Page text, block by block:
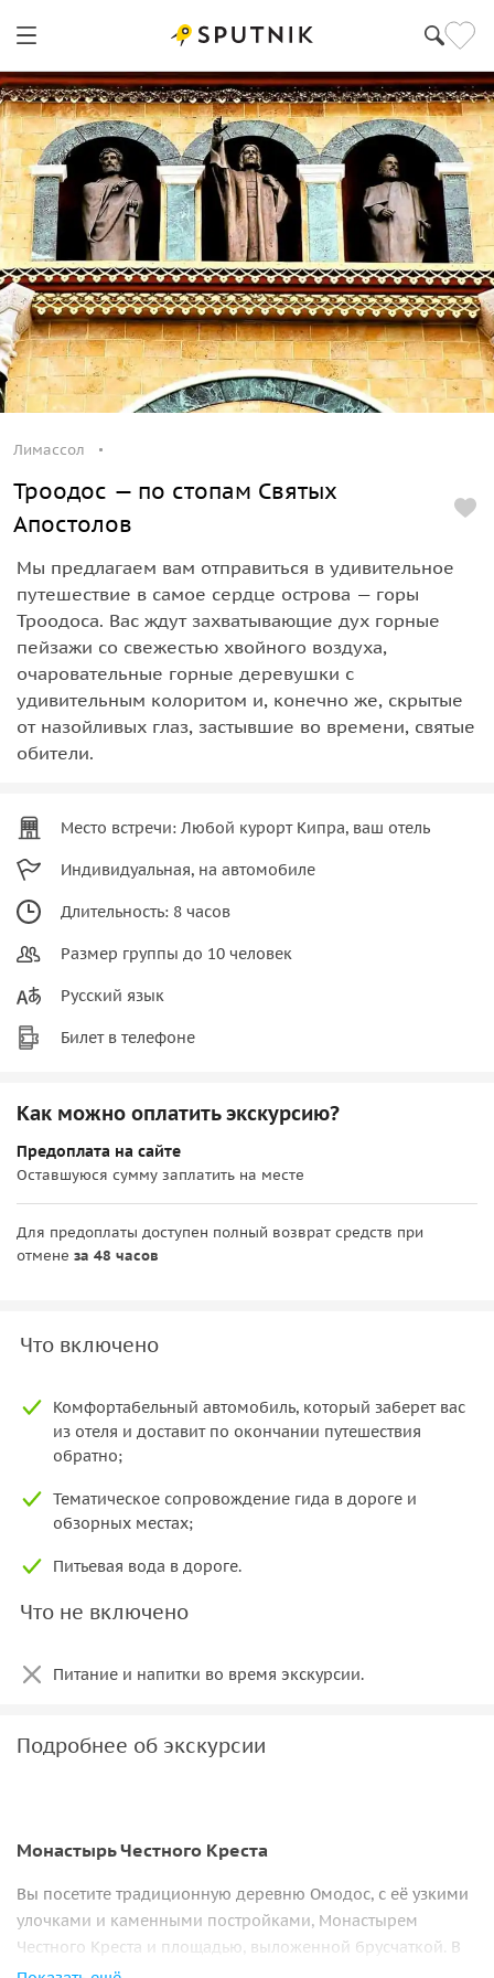
Лимассол
Троодос — по стопам Святых
Апостолов
Мы предлагаем вам отправиться в удивительное
путешествие в самое сердце острова — горы
Троодоса. Вас ждут захватывающие дух горные
пейзажи со свежестью хвойного воздуха,
очаровательные горные деревушки с
удивительным колоритом и, конечно же, скрытые
от назойливых глаз, застывшие во времени, святые
обители.
Место встречи: Любой курорт Кипра, ваш отель
Индивидуальная, на автомобиле
Длительность: 8 часов
Размер группы до 10 человек
Русский язык
Билет в телефоне
Как можно оплатить экскурсию?
Предоплата на сайте
Оставшуюся сумму заплатить на месте
Для предоплаты доступен полный возврат средств при
отмене за 48 часов
Что включено
Комфортабельный автомобиль, который заберет вас
из отеля и доставит по окончании путешествия
обратно;
Тематическое сопровождение гида в дороге и
обзорных местах;
Питьевая вода в дороге.
Что не включено
Питание и напитки во время экскурсии.
Подробнее об экскурсии
Монастырь Честного Креста
Вы посетите традиционную деревню Омодос, с её узкими
улочками и каменными постройками, Монастырем
Честного Креста и площадью, выложенной брусчаткой. В
стенах монастырского храма хранятся Узы Христовы и